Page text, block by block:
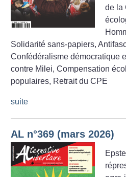
de la
Solidarité sans-papiers,
Confédéralisme démocratique
contre Milei, Compensation
populaires, Retrait du CPE
suite
AL n°369 (mars 2026)